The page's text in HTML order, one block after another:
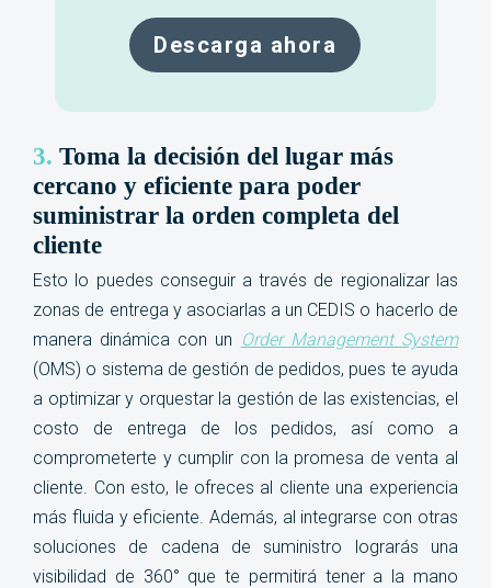
Descarga ahora
3. Toma la decisión del lugar más
cercano y eficiente para poder
suministrar la orden completa del
cliente
Esto lo puedes conseguir a través de regionalizar las
zonas de entrega y asociarlas a un CEDIS o hacerlo de
manera dinámica con un Order Management System
(OMS) o sistema de gestión de pedidos, pues te ayuda
a optimizar y orquestar la gestión de las existencias, el
costo de entrega de los pedidos, así como a
comprometerte y cumplir con la promesa de venta al
cliente. Con esto, le ofreces al cliente una experiencia
más fluida y eficiente. Además, al integrarse con otras
soluciones de cadena de suministro lograrás una
visibilidad de 360° que te permitirá tener a la mano